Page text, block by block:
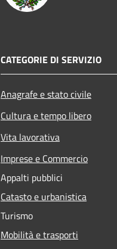
CATEGORIE DI SERVIZIO
Anagrafe e stato civile
Cultura e tempo libero
Vita lavorativa
Imprese e Commercio
Appalti pubblici
Catasto e urbanistica
Turismo
Mobilità e trasporti